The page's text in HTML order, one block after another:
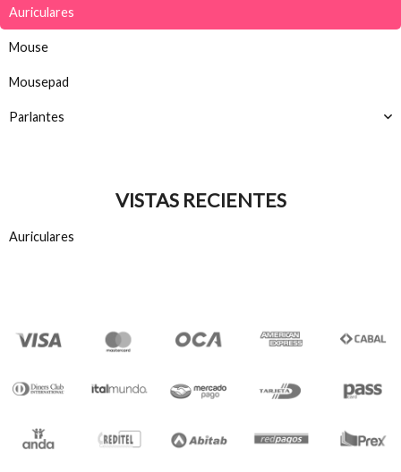
Auriculares
Mouse
Mousepad
Parlantes
VISTAS RECIENTES
Auriculares